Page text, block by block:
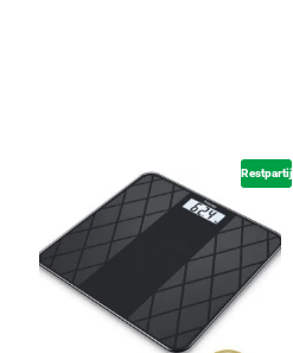
Restpartij